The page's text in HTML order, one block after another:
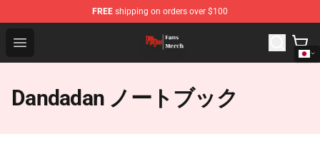
FREE shipping on orders over $100
Open menu
Dandadan Shop - Official Dandadan Merchandise Store
Dandadan ノートブック